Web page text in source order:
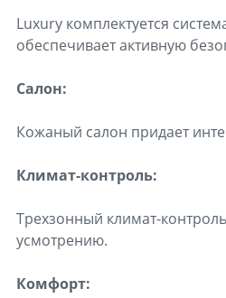
Luxury комплектуется
обеспечивает активную
Салон:
Кожаный салон придает
Климат-контроль:
Трехзонный климат-
усмотрению.
Комфорт: